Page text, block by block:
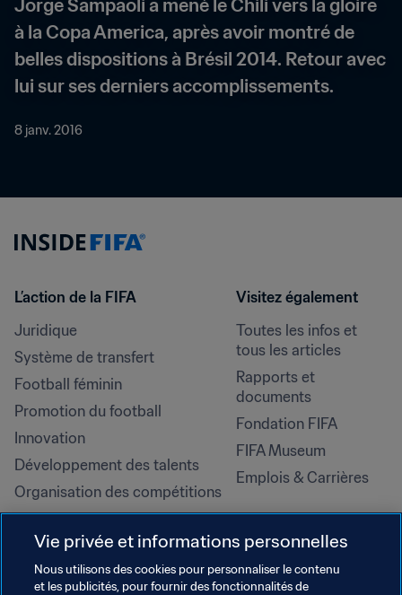
Jorge Sampaoli a mené le Chili vers la gloire
à la Copa America, après avoir montré de
belles dispositions à Brésil 2014. Retour avec
lui sur ses derniers accomplissements.
8 janv. 2016
L’action de la FIFA
Juridique
Système de transfert
Football féminin
Promotion du football
Innovation
Développement des talents
Organisation des compétitions
Développement durable
Droits de l'homme et lutte contre
la discrimination
Visitez également
Toutes les infos et
tous les articles
Rapports et
documents
Fondation FIFA
FIFA Museum
Emplois & Carrières
Vie privée et informations personnelles
Nous utilisons des cookies pour personnaliser le contenu
et les publicités, pour fournir des fonctionnalités de